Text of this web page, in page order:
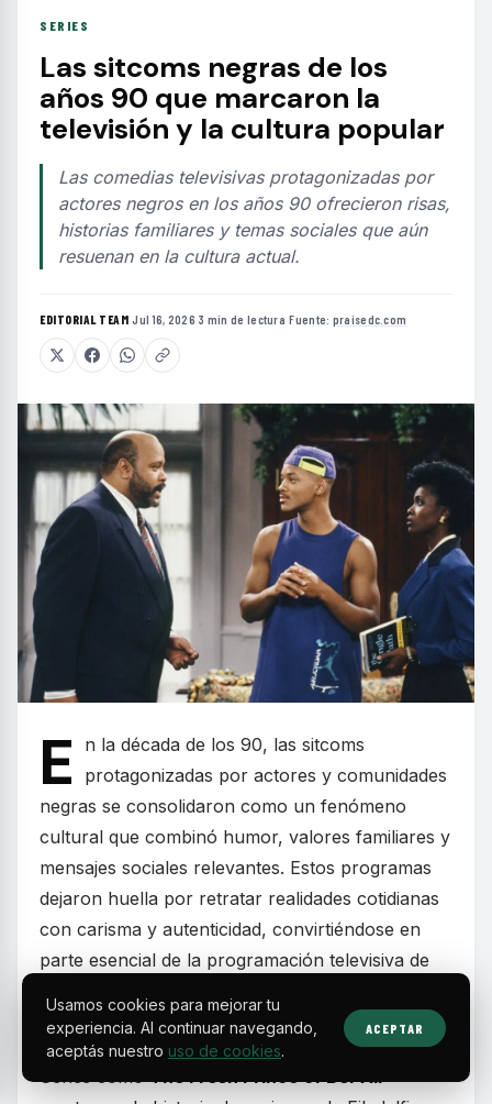
SERIES
Las sitcoms negras de los
años 90 que marcaron la
televisión y la cultura popular
Las comedias televisivas protagonizadas por
actores negros en los años 90 ofrecieron risas,
historias familiares y temas sociales que aún
resuenan en la cultura actual.
EDITORIAL TEAM·Jul 16, 2026·3 min de lectura·Fuente: praisedc.com
E
n la década de los 90, las sitcoms
protagonizadas por actores y comunidades
negras se consolidaron como un fenómeno
cultural que combinó humor, valores familiares y
mensajes sociales relevantes. Estos programas
dejaron huella por retratar realidades cotidianas
con carisma y autenticidad, convirtiéndose en
parte esencial de la programación televisiva de
generación.
Usamos cookies para mejorar tu
experiencia. Al continuar navegando,
aceptás nuestro uso de cookies.
ACEPTAR